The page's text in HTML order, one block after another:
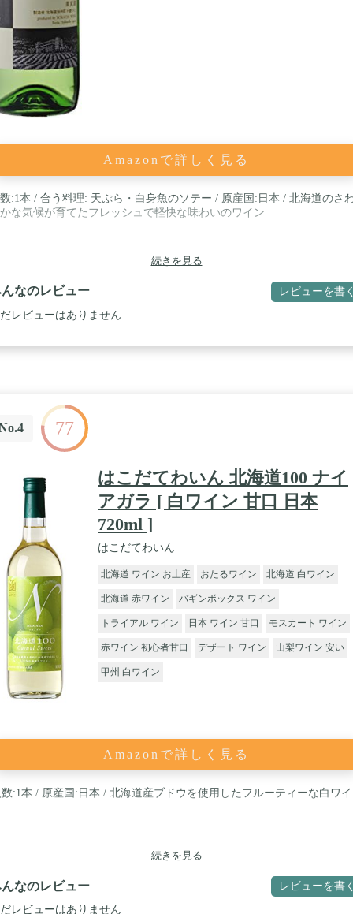
Amazonで詳しく見る
:1本 / 合う料理: 天ぷら・白身魚のソテー / 原産国:日本 / 北海道のさ
な気候が育てたフレッシュで軽快な味わいのワイン
続きを見る
なのレビュー レビューを書
レビューはありません
77
はこだてわいん 北海道100 ナイ
アガラ [ 白ワイン 甘口 日本
720ml ]
はこだてわいん
北海道 ワイン お土産 おたるワイン 北海道 白ワイン
北海道 赤ワイン バギンボックス ワイン
トライアル ワイン 日本 ワイン 甘口 モスカート ワイン
赤ワイン 初心者甘口 デザート ワイン 山梨ワイン 安い
甲州 白ワイン
Amazonで詳しく見る
:1本 / 原産国:日本 / 北海道産ブドウを使用したフルーティーな白ワ
続きを見る
なのレビュー レビューを書
レビューはありません